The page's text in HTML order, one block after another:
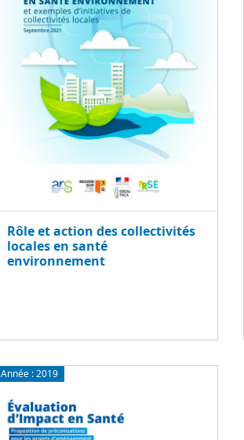
Rôle et action des collectivités
locales en santé
environnement
Année :2019